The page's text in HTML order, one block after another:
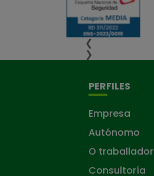
❮
❯
PERFILES
Empresa
Autónomo
O traballador
Consultoría